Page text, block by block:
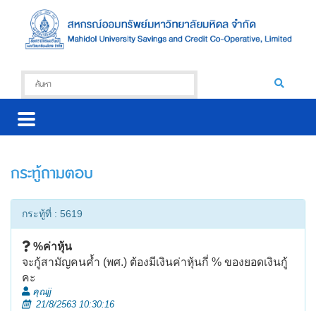
กระทู้ถามตอบ
กระทู้ที่ : 5619
%ค่าหุ้น
จะกู้สามัญคนค้ำ (พศ.) ต้องมีเงินค่าหุ้นกี่ % ของยอดเงินกู้
คะ
คุณjj
21/8/2563 10:30:16